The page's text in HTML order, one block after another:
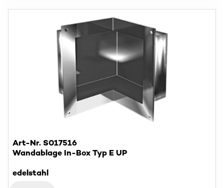
Art-Nr. S017516
Wandablage In-Box Typ E UP
edelstahl